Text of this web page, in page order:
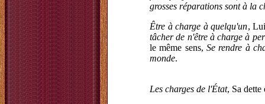
grosses réparations sont à la
Être à charge à quelqu'un,
tâcher de n'être à charge à
le même sens,Se rendre à
monde.
Les charges de l'État, Sa dette